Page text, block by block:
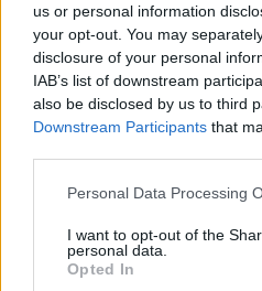
us or personal information
your opt-out. You may
disclosure of your personal
IAB’s list of downstream
also be disclosed by us to third
Downstream Participants that
Personal Data Processing
I want to opt-out of the
personal data.
Opted In
Έλα και δείξε μου πως να
Πως να ζω αφού μ’ έχεις
Κοίτα με, κοίτα με κοίτα
Δε μπορώ να γεμίσω ούτε
Δηλαδή αλλάζεις παιχνίδι,